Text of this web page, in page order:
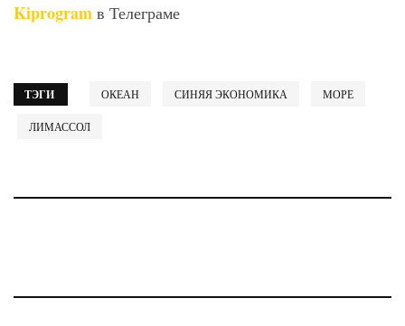
Kiprogram в Телеграме
ТЭГИ ОКЕАН СИНЯЯ ЭКОНОМИКА МОРЕ
ЛИМАССОЛ